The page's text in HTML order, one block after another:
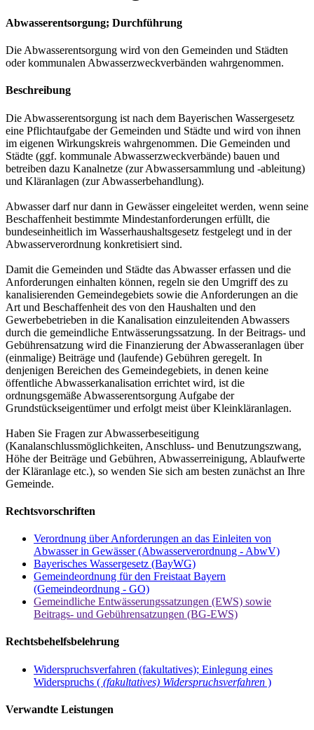
Abwasserentsorgung; Durchführung
Die Abwasserentsorgung wird von den Gemeinden und Städten
oder kommunalen Abwasserzweckverbänden wahrgenommen.
Beschreibung
Die Abwasserentsorgung ist nach dem Bayerischen Wassergesetz
eine Pflichtaufgabe der Gemeinden und Städte und wird von ihnen
im eigenen Wirkungskreis wahrgenommen. Die Gemeinden und
Städte (ggf. kommunale Abwasserzweckverbände) bauen und
betreiben dazu Kanalnetze (zur Abwassersammlung und -ableitung)
und Kläranlagen (zur Abwasserbehandlung).
Abwasser darf nur dann in Gewässer eingeleitet werden, wenn seine
Beschaffenheit bestimmte Mindestanforderungen erfüllt, die
bundeseinheitlich im Wasserhaushaltsgesetz festgelegt und in der
Abwasserverordnung konkretisiert sind.
Damit die Gemeinden und Städte das Abwasser erfassen und die
Anforderungen einhalten können, regeln sie den Umgriff des zu
kanalisierenden Gemeindegebiets sowie die Anforderungen an die
Art und Beschaffenheit des von den Haushalten und den
Gewerbebetrieben in die Kanalisation einzuleitenden Abwassers
durch die gemeindliche Entwässerungssatzung. In der Beitrags- und
Gebührensatzung wird die Finanzierung der Abwasseranlagen über
(einmalige) Beiträge und (laufende) Gebühren geregelt. In
denjenigen Bereichen des Gemeindegebiets, in denen keine
öffentliche Abwasserkanalisation errichtet wird, ist die
ordnungsgemäße Abwasserentsorgung Aufgabe der
Grundstückseigentümer und erfolgt meist über Kleinkläranlagen.
Haben Sie Fragen zur Abwasserbeseitigung
(Kanalanschlussmöglichkeiten, Anschluss- und Benutzungszwang,
Höhe der Beiträge und Gebühren, Abwasserreinigung, Ablaufwerte
der Kläranlage etc.), so wenden Sie sich am besten zunächst an Ihre
Gemeinde.
Rechtsvorschriften
Verordnung über Anforderungen an das Einleiten von
Abwasser in Gewässer (Abwasserverordnung - AbwV)
Bayerisches Wassergesetz (BayWG)
Gemeindeordnung für den Freistaat Bayern
(Gemeindeordnung - GO)
Gemeindliche Entwässerungssatzungen (EWS) sowie
Beitrags- und Gebührensatzungen (BG-EWS)
Rechtsbehelfsbelehrung
Widerspruchsverfahren (fakultatives); Einlegung eines
Widerspruchs ( (fakultatives) Widerspruchsverfahren )
Verwandte Leistungen